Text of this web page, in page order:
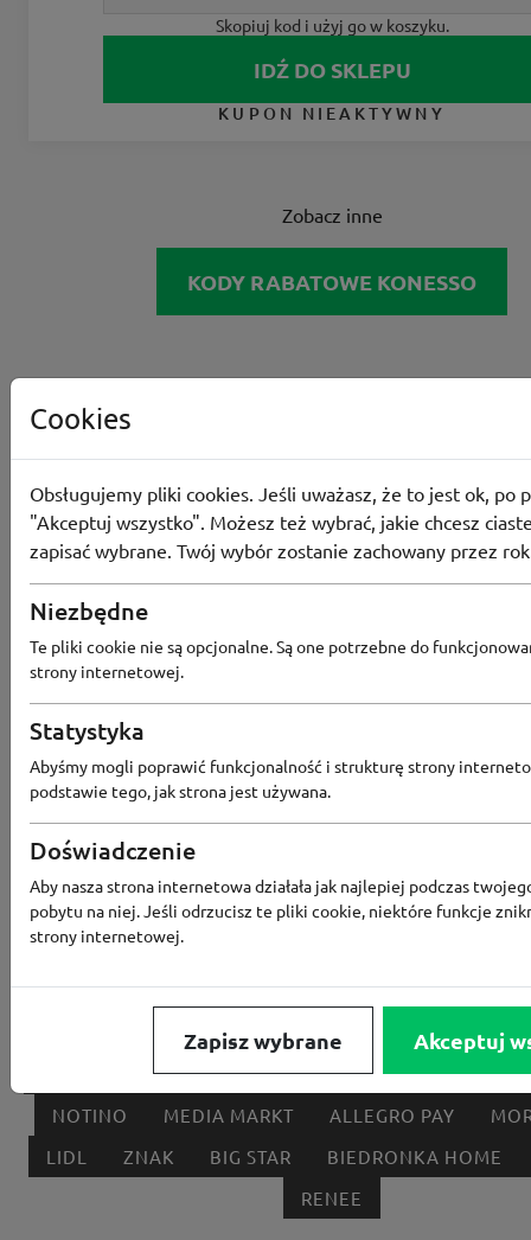
Skopiuj kod i użyj go w koszyku.
IDŹ DO SKLEPU
KUPON NIEAKTYWNY
Zobacz inne
KODY RABATOWE KONESSO
Popularne sklepy
RTV EURO AGD MODIVO HEBE
MEDIA EXPERT
BORN2BE
KOMFORT CCC SMYK
LOUNGE BY ZALANDO
HOMLA
ERLI ANSWEAR 4F OLEOLE!
NOTINO
MEDIA MARKT ALLEGRO PAY
LIDL
ZNAK BIG STAR
BIEDRONKA HOME
RENEE
Cookies
Obsługujemy pliki cookies. Jeśli uważasz, że to jest ok, po
"Akceptuj wszystko". Możesz też wybrać, jakie chcesz
zapisać wybrane. Twój wybór zostanie zachowany przez
Niezbędne
Te pliki cookie nie są opcjonalne. Są one potrzebne do
strony internetowej.
Statystyka
Abyśmy mogli poprawić funkcjonalność i strukturę strony
podstawie tego, jak strona jest używana.
Doświadczenie
Aby nasza strona internetowa działała jak najlepiej podczas
pobytu na niej. Jeśli odrzucisz te pliki cookie, niektóre funkcje
strony internetowej.
Zapisz wybrane Akceptuj